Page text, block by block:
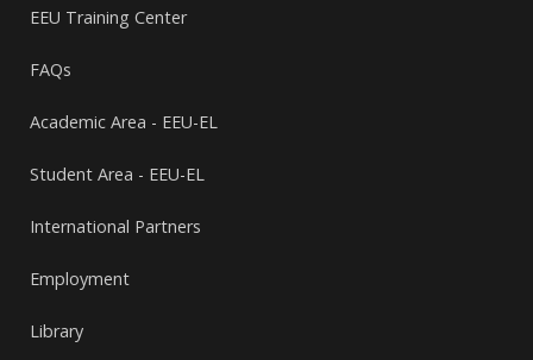
EEU Training Center
FAQs
Academic Area - EEU-EL
Student Area - EEU-EL
International Partners
Employment
Library